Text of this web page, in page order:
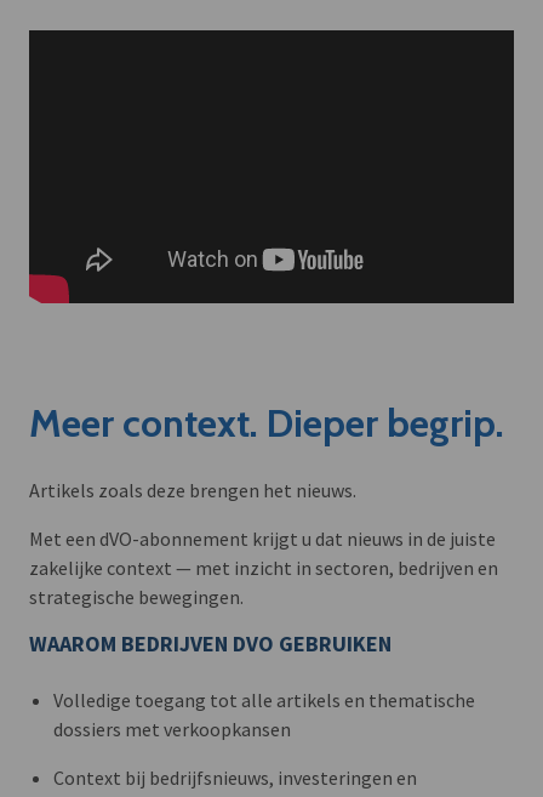
Meer context. Dieper begrip.
Artikels zoals deze brengen het nieuws.
Met een dVO-abonnement krijgt u dat nieuws in de juiste
zakelijke context — met inzicht in sectoren, bedrijven en
strategische bewegingen.
WAAROM BEDRIJVEN DVO GEBRUIKEN
Volledige toegang tot alle artikels en thematische
dossiers met verkoopkansen
Context bij bedrijfsnieuws, investeringen en